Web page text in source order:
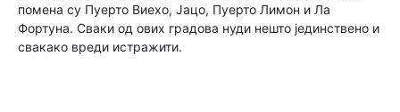
помена су Пуерто Виехо, Јацо, Пуерто Лимон и Ла
Фортуна. Сваки од ових градова нуди нешто јединствено и
свакако вреди истражити.